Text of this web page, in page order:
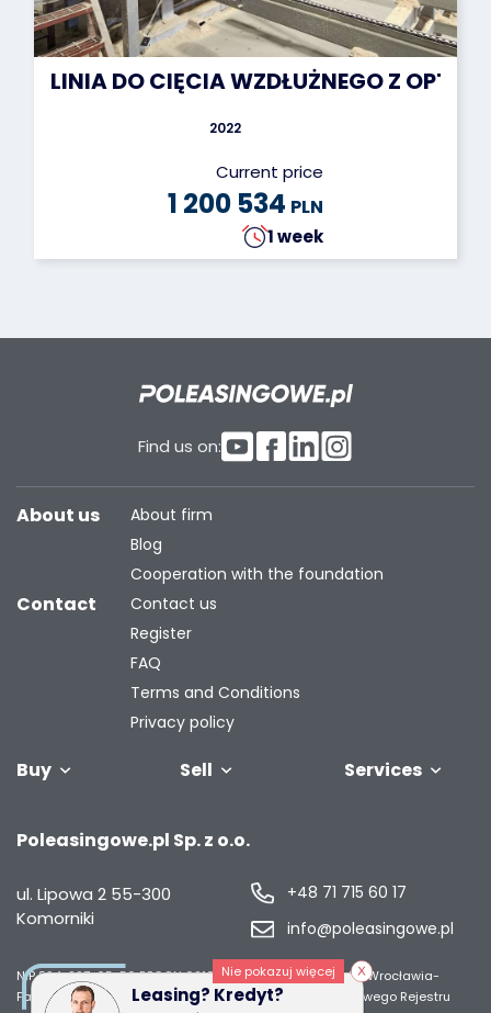
LINIA DO CIĘCIA WZDŁUŻNEGO Z
2022
Current price
1 200 534 PLN
1 week
Nie pokazuj więcej
Leasing? Kredyt?
Find us on:
Buy Sell
your fleet
Services
About us
About firm
Blog
Cooperation with the foundation
Contact
Contact us
Register
FAQ
Terms and Conditions
Privacy policy
Poleasingowe.pl Sp. z o.o.
ul. Lipowa 2 55-300
Komorniki
+48 71 715 60 17
info@poleasingowe.pl
NIP 894-297-65-50REGON 021014968Sąd Rejonowy dla Wrocławia-
Fabrycznej we Wrocławiu, IX Wydział Gospodarczy Krajowego Rejestru